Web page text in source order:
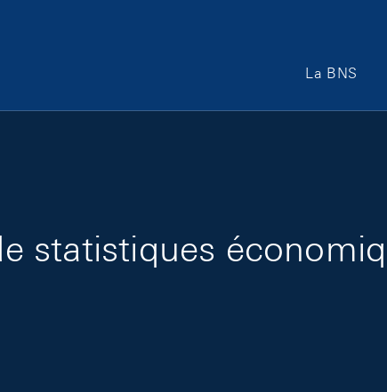
Main
La BNS
statistiques